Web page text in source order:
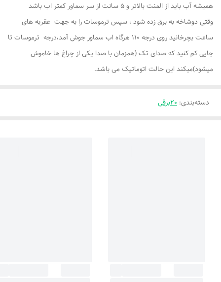
همیشه آب باید از المنت بالاتر و 5 سانت از سر سماور کمتر اب باشد
وقتی دوشاخه به برق زده شود ، سپس ترموسات را به جهت عقربه های
ساعت بچرخانید روی درجه 110 هرگاه اب سماور جوش آمد،درجه ترموسات تا
جایی کم کنید که صدای تک (همزمان با صدا یکی از چراغ ها خاموش
میشود)میکند این حالت اتوماتیک می باشد.
دسته‌بندی: 20برقی